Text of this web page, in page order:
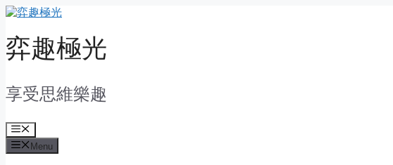
Skip
content
弈趣極光
享受思維樂趣
Menu
Menu